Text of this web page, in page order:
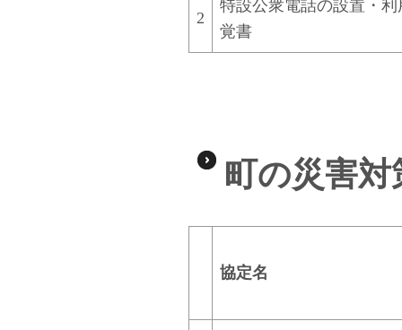
2
特設公衆電話の設置・
覚書
町の災害
協定名